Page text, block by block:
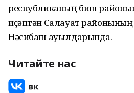
республиканың биш
иҫәптән Салауат
Нәсибаш ауылдарында.
Читайте нас